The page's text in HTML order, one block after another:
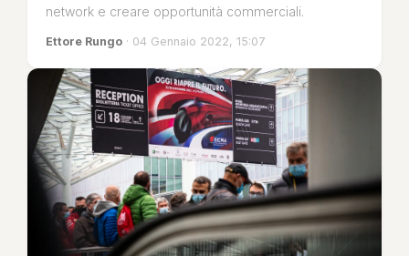
network e creare opportunità commerciali.
Ettore Rungo · 04 Gennaio 2022, 15:07